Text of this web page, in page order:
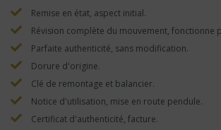
Remise en état, aspect initial.
Révision complète du mouvement, fonctionne
Parfaite authenticité, sans modification.
Dorure d'origine.
Clé de remontage et balancier.
Notice d'utilisation, mise en route pendule.
Certificat d'authenticité, facture.